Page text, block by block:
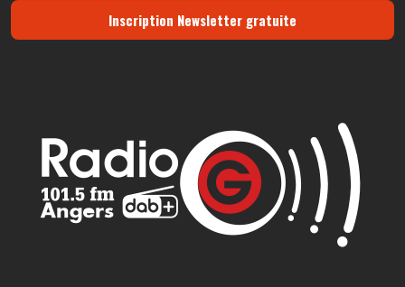
Inscription Newsletter gratuite